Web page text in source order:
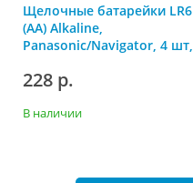
Щелочные батарейки LR6
(AA) Alkaline,
Panasonic/Navigator, 4 шт,
228 р.
В наличии